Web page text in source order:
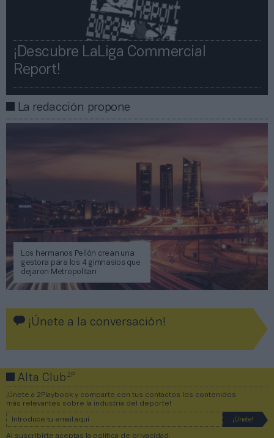
¡Descubre LaLiga Commercial
Report!​​
La redacción propone
Los hermanos Pellón crean una
gestora para los 4 gimnasios que
dejaron Metropolitan
¡Únete a la conversación!
Alta Club2P
¡Únete a 2Playbook y comparte con tus contactos los contenidos
más relevantes sobre la industria del deporte!
Al suscribirte aceptas la política de privacidad